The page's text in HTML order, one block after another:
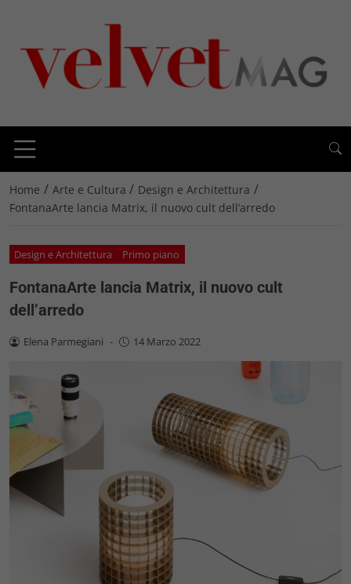
Home / Arte e Cultura / Design e Architettura /
FontanaArte lancia Matrix, il nuovo cult dell’arredo
Design e Architettura Primo piano
FontanaArte lancia Matrix, il nuovo cult
dell’arredo
Elena Parmegiani - 14 Marzo 2022